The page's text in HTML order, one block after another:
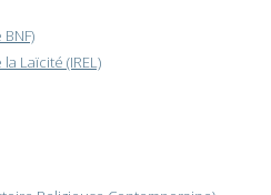
Laïcité (IREL)